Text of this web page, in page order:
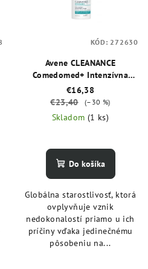
Avene CLEANANCE
Comedomed+ Intenzívna
starostlivosť proti
nedokonalostiam aknóznej
€16,38
€23,40
(–30 %)
Skladom (1 ks)
Do košíka
Globálna starostlivosť, ktorá
ovplyvňuje vznik
nedokonalostí priamo u ich
príčiny vďaka jedinečnému
pôsobeniu na...
KÓD: 272630